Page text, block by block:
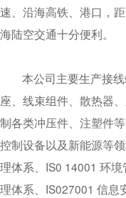
速、沿海高铁、港口，
海陆空交通十分便利。
本公司主要生产接
座、线束组件、散热器
制各类冲压件、注塑件
控制设备以及新能源等
理体系、IS0 14001 环
理体系、IS027001 信息